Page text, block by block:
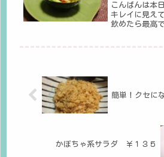
こんばんは本
キレイに見え
飲めたら最高
簡単！クセに
かぼちゃ系サラダ ￥１３５